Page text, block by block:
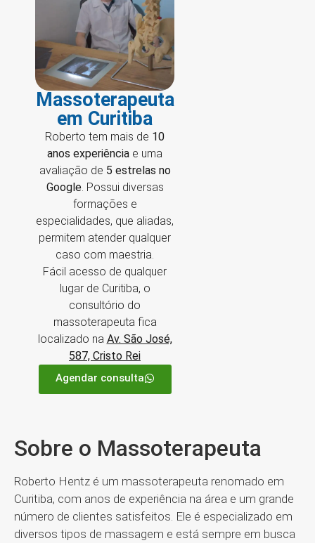
Massoterapeuta
em Curitiba
Roberto tem mais de 10
anos experiência e uma
avaliação de 5 estrelas no
Google. Possui diversas
formações e
especialidades, que aliadas,
permitem atender qualquer
caso com maestria.
Fácil acesso de qualquer
lugar de Curitiba, o
consultório do
massoterapeuta fica
localizado na Av. São José,
587, Cristo Rei
Agendar consulta
Sobre o Massoterapeuta
Roberto Hentz é um massoterapeuta renomado em
Curitiba, com anos de experiência na área e um grande
número de clientes satisfeitos. Ele é especializado em
diversos tipos de massagem e está sempre em busca